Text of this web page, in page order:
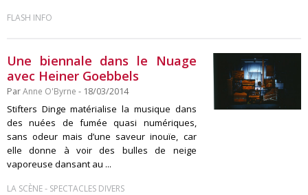
FLASH INFO
Une biennale dans le Nuage
avec Heiner Goebbels
ParAnne O'Byrne - 18/03/2014
Stifters Dinge matérialise la musique dans
des nuées de fumée quasi numériques,
sans odeur mais d’une saveur inouïe, car
elle donne à voir des bulles de neige
vaporeuse dansant au ...
LA SCÈNE- SPECTACLES DIVERS